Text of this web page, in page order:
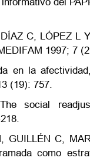
C, LÓPEZ L
1997; 7
en la
(19): 757.
social
GUILLÉN C,
como